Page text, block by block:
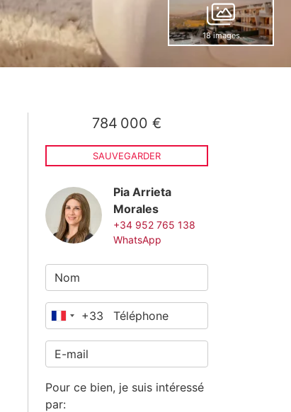
18 images
784 000 €
SAUVEGARDER
Pia Arrieta
Morales
+34 952 765 138
WhatsApp
France
+33
Pour ce bien, je suis intéressé
par: